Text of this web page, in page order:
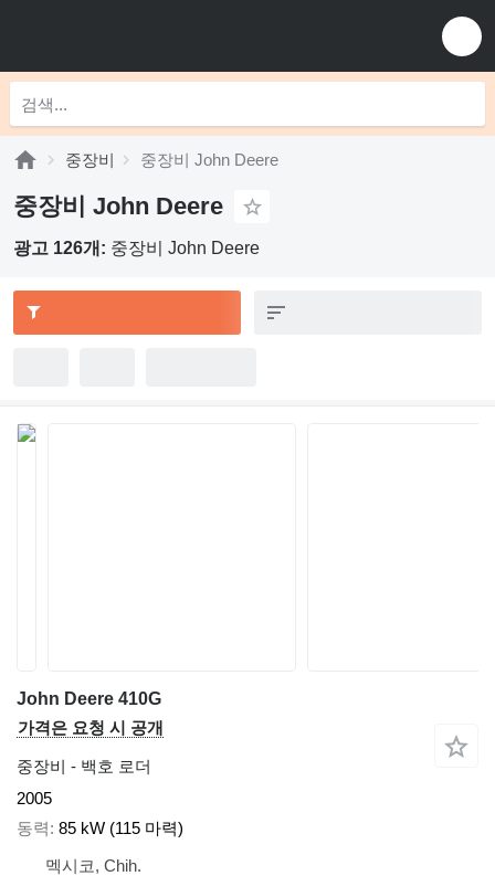
중장비 중장비 John Deere
중장비 John Deere
광고 126개: 중장비 John Deere
John Deere 410G
가격은 요청 시 공개
중장비 - 백호 로더
2005
동력 85 kW (115 마력)
멕시코, Chih.